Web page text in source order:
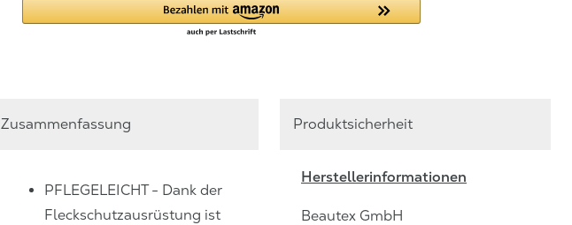
Zusammenfassung
PFLEGELEICHT - Dank der
Fleckschutzausrüstung ist
Produktsicherheit
Herstellerinformationen
Beautex GmbH